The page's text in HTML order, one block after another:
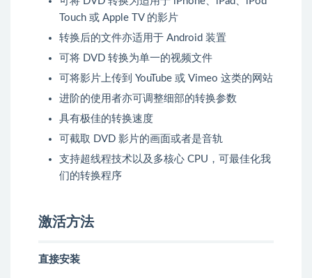
Touch 或 Apple TV 的影片
转换后的文件亦适用于 Android 装置
可将 DVD 转换为单一的视频文件
可将影片上传到 YouTube 或 Vimeo 这类的网站
进阶的使用者亦可调整细部的转换参数
具有极佳的转换速度
可截取 DVD 影片的画面或者是音轨
支持超线程技术以及多核心 CPU，可最佳化我
们的转换程序
激活方法
直接安装